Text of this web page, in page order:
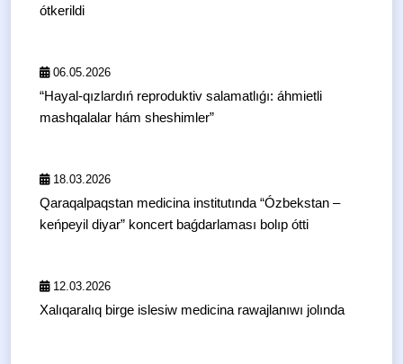
ótkerildi
06.05.2026
“Hayal-qızlardıń reproduktiv salamatlıǵı: áhmietli
mashqalalar hám sheshimler”
18.03.2026
Qaraqalpaqstan medicina institutında “Ózbekstan –
keńpeyil diyar” koncert baǵdarlaması bolıp ótti
12.03.2026
Xalıqaralıq birge islesiw medicina rawajlanıwı jolında